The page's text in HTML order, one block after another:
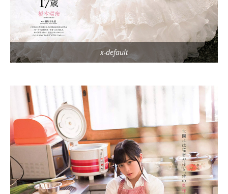
x-default